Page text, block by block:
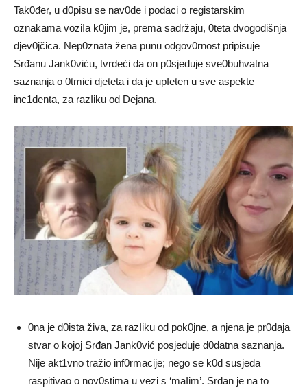
Tak0đer, u d0pisu se nav0de i podaci o registarskim
oznakama voziIa k0jim je, prema sadržaju, 0teta dvogodišnja
djev0jčica. Nep0znata žena punu odgov0rnost pripisuje
Srđanu Jank0viću, tvrdeći da on p0sjeduje sve0buhvatna
saznanja o 0tmici djeteta i da je upIeten u sve aspekte
inc1denta, za razIiku od Dejana.
0na je d0ista živa, za razIiku od pok0jne, a njena je pr0daja
stvar o kojoj Srđan Jank0vić posjeduje d0datna saznanja.
Nije akt1vno tražio inf0rmacije; nego se k0d susjeda
raspitivao o nov0stima u vezi s ‘maIim’. Srđan je na to